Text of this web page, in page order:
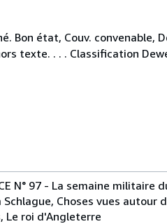
Bon état, Couv.
texte. . . . Classification
N° 97 - La semaine
Schlague, Choses vues
Le roi d'Angleterre